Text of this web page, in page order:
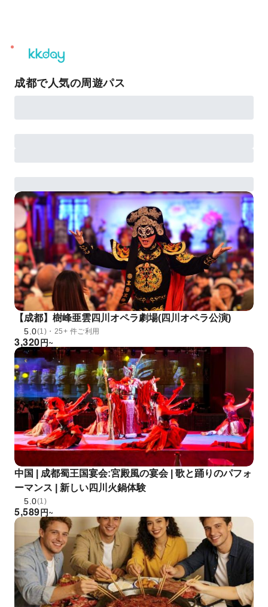
unread
notifications
成都で人気の周遊パス
【成都】樹峰亜雲四川オペラ劇場(四川オペラ公演)
5.0(1)・25+ 件ご利用
円
3,320 ~
中国 | 成都蜀王国宴会:宮殿風の宴会 | 歌と踊りのパフォ
ーマンス | 新しい四川火鍋体験
5.0(1)
円
5,589 ~